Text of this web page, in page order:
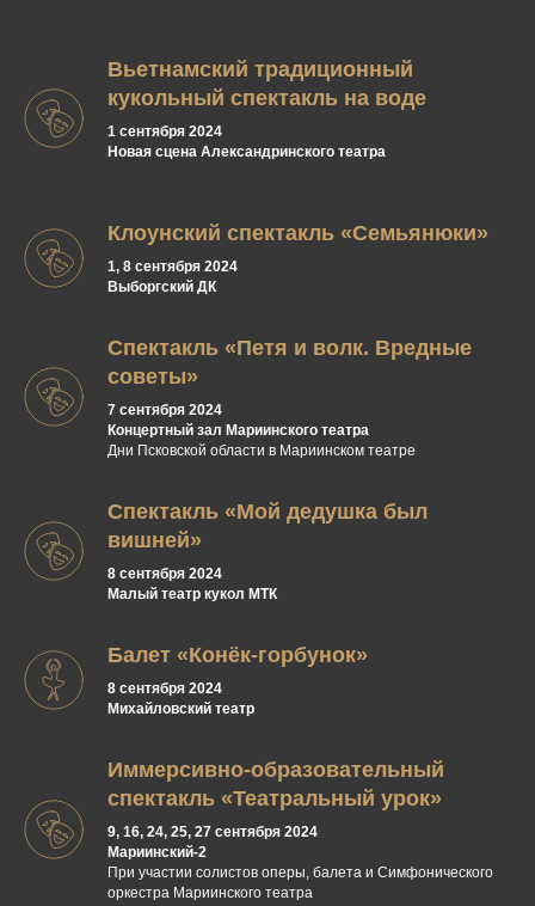
Вьетнамский традиционный
кукольный спектакль на воде
1 сентября 2024
Новая сцена Александринского театра
Клоунский спектакль «Семьянюки»
1, 8 сентября 2024
Выборгский ДК
Спектакль «Петя и волк. Вредные
советы»
7 сентября 2024
Концертный зал Мариинского театра
Дни Псковской области в Мариинском театре
Спектакль «Мой дедушка был
вишней»
8 сентября 2024
Малый театр кукол МТК
Балет «Конёк-горбунок»
8 сентября 2024
Михайловский театр
Иммерсивно-образовательный
спектакль «Театральный урок»
9, 16, 24, 25, 27 сентября 2024
Мариинский-2
При участии солистов оперы, балета и Симфонического
оркестра Мариинского театра